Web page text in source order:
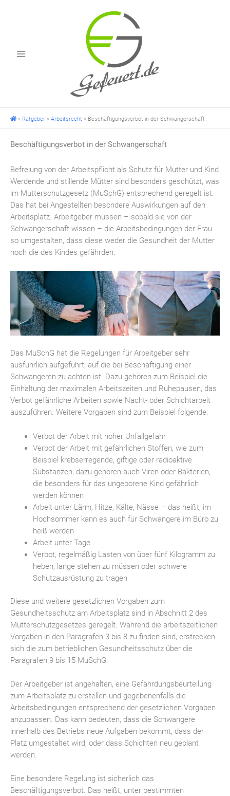
» Ratgeber » Arbeitsrecht » Beschäftigungsverbot in der Schwangerschaft
Beschäftigungsverbot in der Schwangerschaft
Befreiung von der Arbeitspflicht als Schutz für Mutter und Kind
Werdende und stillende Mütter sind besonders geschützt, was
im Mutterschutzgesetz (MuSchG) entsprechend geregelt ist.
Das hat bei Angestellten besondere Auswirkungen auf den
Arbeitsplatz. Arbeitgeber müssen – sobald sie von der
Schwangerschaft wissen – die Arbeitsbedingungen der Frau
so umgestalten, dass diese weder die Gesundheit der Mutter
noch die des Kindes gefährden.
Das MuSchG hat die Regelungen für Arbeitgeber sehr
ausführlich aufgeführt, auf die bei Beschäftigung einer
Schwangeren zu achten ist. Dazu gehören zum Beispiel die
Einhaltung der maximalen Arbeitszeiten und Ruhepausen, das
Verbot gefährliche Arbeiten sowie Nacht- oder Schichtarbeit
auszuführen. Weitere Vorgaben sind zum Beispiel folgende:
Verbot der Arbeit mit hoher Unfallgefahr
Verbot der Arbeit mit gefährlichen Stoffen, wie zum
Beispiel krebserregende, giftige oder radioaktive
Substanzen, dazu gehören auch Viren oder Bakterien,
die besonders für das ungeborene Kind gefährlich
werden können
Arbeit unter Lärm, Hitze, Kälte, Nässe – das heißt, im
Hochsommer kann es auch für Schwangere im Büro zu
heiß werden
Arbeit unter Tage
Verbot, regelmäßig Lasten von über fünf Kilogramm zu
heben, lange stehen zu müssen oder schwere
Schutzausrüstung zu tragen
Diese und weitere gesetzlichen Vorgaben zum
Gesundheitsschutz am Arbeitsplatz sind in Abschnitt 2 des
Mutterschutzgesetzes geregelt. Während die arbeitszeitlichen
Vorgaben in den Paragrafen 3 bis 8 zu finden sind, erstrecken
sich die zum betrieblichen Gesundheitsschutz über die
Paragrafen 9 bis 15 MuSchG.
Der Arbeitgeber ist angehalten, eine Gefährdungsbeurteilung
zum Arbeitsplatz zu erstellen und gegebenenfalls die
Arbeitsbedingungen entsprechend der gesetzlichen Vorgaben
anzupassen. Das kann bedeuten, dass die Schwangere
innerhalb des Betriebs neue Aufgaben bekommt, dass der
Platz umgestaltet wird, oder dass Schichten neu geplant
werden.
Eine besondere Regelung ist sicherlich das
Beschäftigungsverbot. Das heißt, unter bestimmten